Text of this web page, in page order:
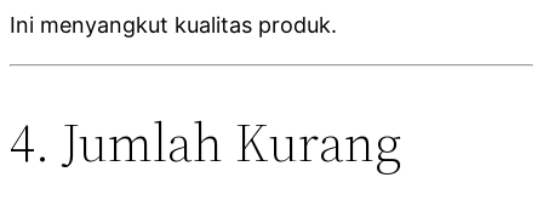
Ini menyangkut kualitas produk.
4. Jumlah Kurang